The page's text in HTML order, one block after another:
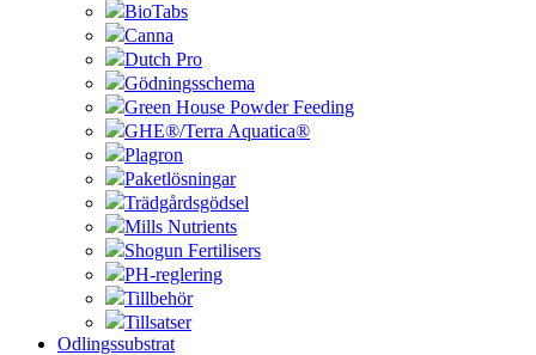
BioTabs
Canna
Dutch Pro
Gödningsschema
Green House Powder Feeding
GHE®/Terra Aquatica®
Plagron
Paketlösningar
Trädgårdsgödsel
Mills Nutrients
Shogun Fertilisers
PH-reglering
Tillbehör
Tillsatser
Odlingssubstrat